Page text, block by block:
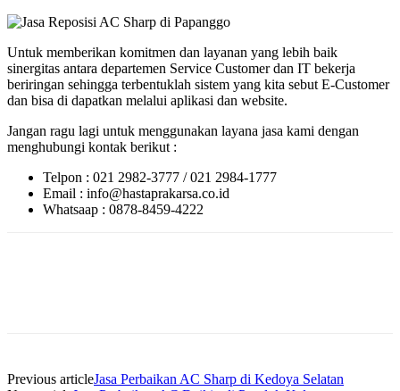
Untuk memberikan komitmen dan layanan yang lebih baik
sinergitas antara departemen Service Customer dan IT bekerja
beriringan sehingga terbentuklah sistem yang kita sebut E-Customer
dan bisa di dapatkan melalui aplikasi dan website.
Jangan ragu lagi untuk menggunakan layana jasa kami dengan
menghubungi kontak berikut :
Telpon : 021 2982-3777 / 021 2984-1777
Email : info@hastaprakarsa.co.id
Whatsaap : 0878-8459-4222
Previous articleJasa Perbaikan AC Sharp di Kedoya Selatan